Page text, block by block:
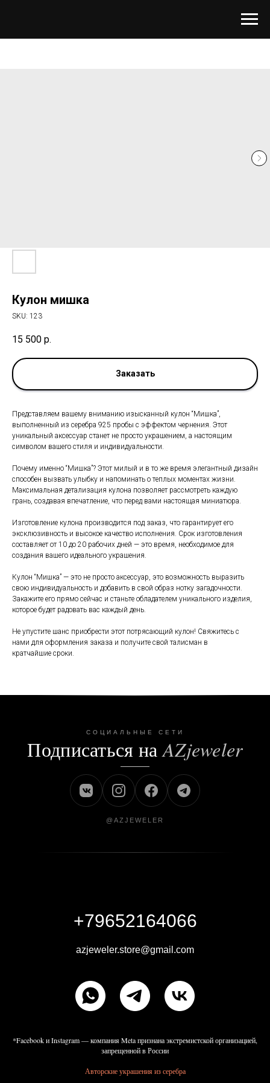
Кулон мишка
SKU: 123
15 500 р.
Заказать
Представляем вашему вниманию изысканный кулон “Мишка”,
выполненный из серебра 925 пробы с эффектом чернения. Этот
уникальный аксессуар станет не просто украшением, а настоящим
символом вашего стиля и индивидуальности.
Почему именно “Мишка”? Этот милый и в то же время элегантный дизайн
способен вызвать улыбку и напоминать о теплых моментах жизни.
Максимальная детализация кулона позволяет рассмотреть каждую
грань, создавая впечатление, что перед вами настоящая миниатюра.
Изготовление кулона производится под заказ, что гарантирует его
эксклюзивность и высокое качество исполнения. Срок изготовления
составляет от 10 до 20 рабочих дней — это время, необходимое для
создания вашего идеального украшения.
Кулон “Мишка” — это не просто аксессуар, это возможность выразить
свою индивидуальность и добавить в свой образ нотку загадочности.
Закажите его прямо сейчас и станьте обладателем уникального изделия,
которое будет радовать вас каждый день.
Не упустите шанс приобрести этот потрясающий кулон! Свяжитесь с
нами для оформления заказа и получите свой талисман в
кратчайшие сроки.
СОЦИАЛЬНЫЕ СЕТИ
Подписаться наAZjeweler
@AZJEWELER
+79652164066
azjeweler.store@gmail.com
*Facebook и Instagram — компания Meta признана экстремистской организацией,
запрещенной в России
Авторские украшения из серебра